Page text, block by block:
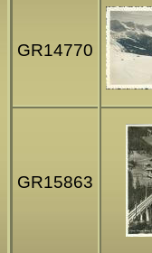
GR14770
GR15863